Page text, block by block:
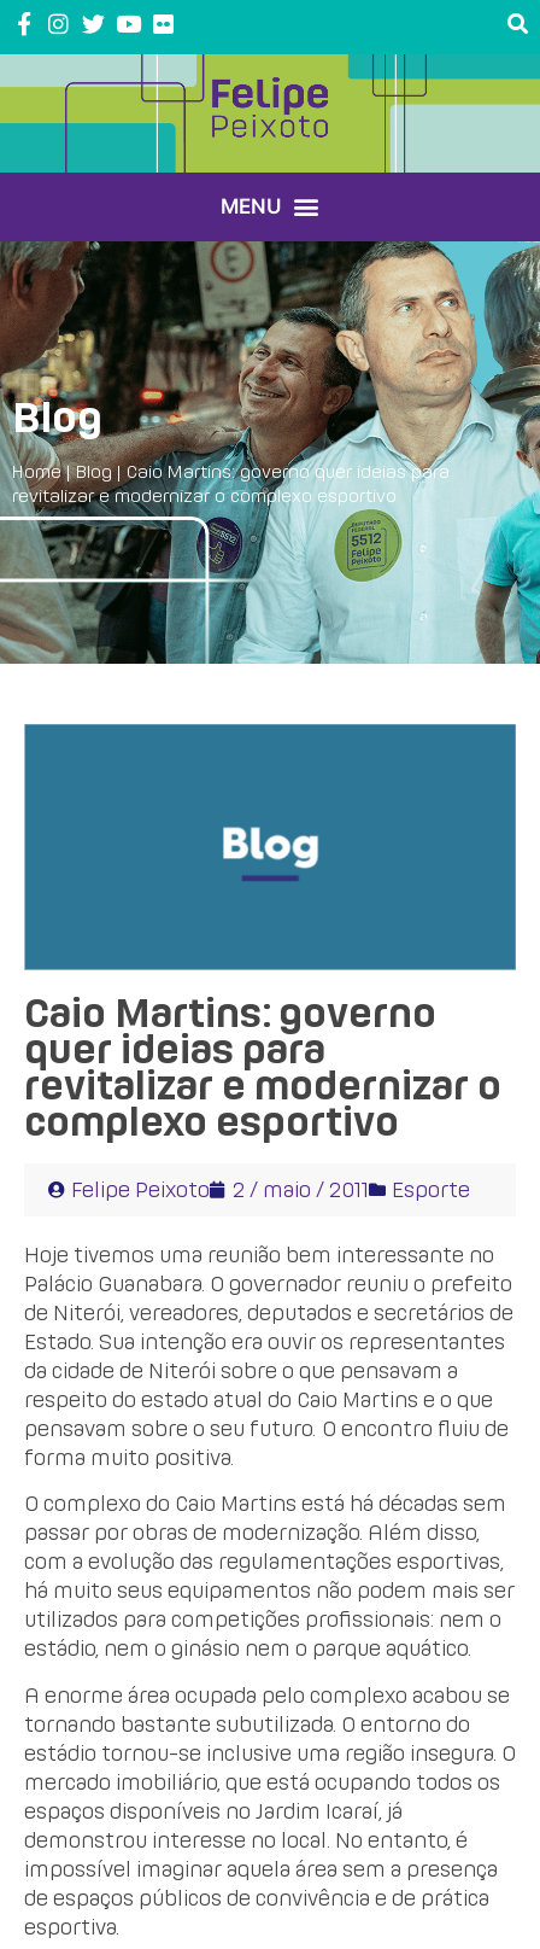
Blog
Home|Blog| Caio Martins: governo quer ideias para
revitalizar e modernizar o complexo esportivo
Caio Martins: governo
quer ideias para
revitalizar e modernizar o
complexo esportivo
Felipe Peixoto 2 / maio / 2011 Esporte
Hoje tivemos uma reunião bem interessante no
Palácio Guanabara. O governador reuniu o prefeito
de Niterói, vereadores, deputados e secretários de
Estado. Sua intenção era ouvir os representantes
da cidade de Niterói sobre o que pensavam a
respeito do estado atual do Caio Martins e o que
pensavam sobre o seu futuro. O encontro fluiu de
forma muito positiva.
O complexo do Caio Martins está há décadas sem
passar por obras de modernização. Além disso,
com a evolução das regulamentações esportivas,
há muito seus equipamentos não podem mais ser
utilizados para competições profissionais: nem o
estádio, nem o ginásio nem o parque aquático.
A enorme área ocupada pelo complexo acabou se
tornando bastante subutilizada. O entorno do
estádio tornou-se inclusive uma região insegura. O
mercado imobiliário, que está ocupando todos os
espaços disponíveis no Jardim Icaraí, já
demonstrou interesse no local. No entanto, é
impossível imaginar aquela área sem a presença
de espaços públicos de convivência e de prática
esportiva.